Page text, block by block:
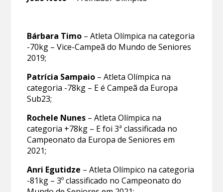
Bárbara Timo – Atleta Olímpica na categoria
-70kg – Vice-Campeã do Mundo de Seniores
2019;
Patrícia Sampaio – Atleta Olímpica na
categoria -78kg – E é Campeã da Europa
Sub23;
Rochele Nunes – Atleta Olímpica na
categoria +78kg – E foi 3ª classificada no
Campeonato da Europa de Seniores em
2021;
Anri Egutidze – Atleta Olímpico na categoria
-81kg – 3º classificado no Campeonato do